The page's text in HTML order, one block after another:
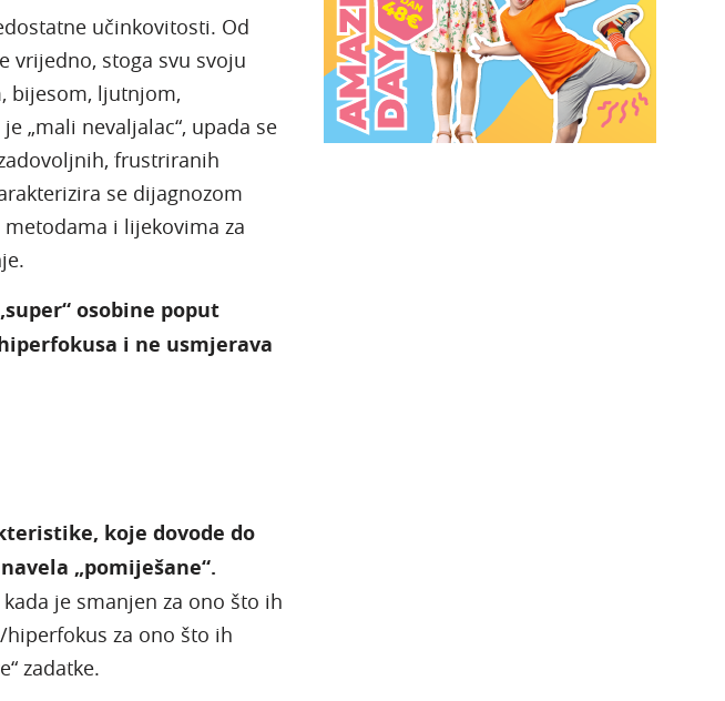
učinkovitosti. Od
vrijedno, stoga svu svoju
bijesom, ljutnjom,
„mali nevaljalac“, upada se
frustriranih
se dijagnozom
i lijekovima za
osobine poput
i ne usmjerava
koje dovode do
„pomiješane“.
je smanjen za ono što ih
za ono što ih
zadatke.